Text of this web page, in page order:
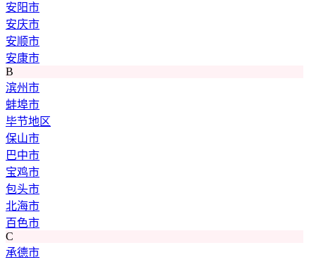
安阳市
安庆市
安顺市
安康市
B
滨州市
蚌埠市
毕节地区
保山市
巴中市
宝鸡市
包头市
北海市
百色市
C
承德市